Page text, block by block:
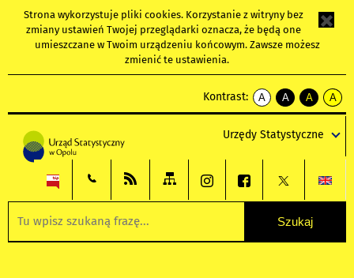
Strona wykorzystuje pliki cookies. Korzystanie z witryny bez
zmiany ustawień Twojej przeglądarki oznacza, że będą one
umieszczane w Twoim urządzeniu końcowym. Zawsze możesz
zmienić te ustawienia.
Kontrast:
A
kontrast
A
kontrast
tekst
czarnym
A
kontrast
tekst
czarnym
A
tekst
żółtym
Urzędy Statystyczne